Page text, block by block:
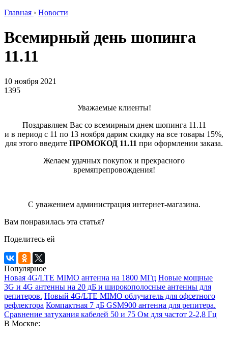
Главная › Новости
Всемирный день шопинга
11.11
10 ноября 2021
1395
Уважаемые клиенты!
Поздравляем Вас со всемирным днем шопинга 11.11
и в период с 11 по 13 ноября дарим скидку на все товары 15%,
для этого введите ПРОМОКОД 11.11 при оформлении заказа.
Желаем удачных покупок и прекрасного
времяпрепровождения!
С уважением администрация интернет-магазина.
Вам понравилась эта статья?
Поделитесь ей
Популярное
Новая 4G/LTE MIMO антенна на 1800 МГц Новые мощные
3G и 4G антенны на 20 дБ и широкополосные антенны для
репитеров. Новый 4G/LTE MIMO облучатель для офсетного
рефлектора Компактная 7 дБ GSM900 антенна для репитера.
Сравнение затухания кабелей 50 и 75 Ом для частот 2-2,8 Гц
В Москве: